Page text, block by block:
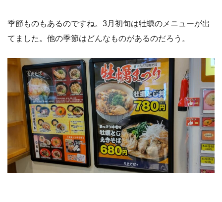
季節ものもあるのですね。3月初旬は牡蠣のメニューが出
てました。他の季節はどんなものがあるのだろう。